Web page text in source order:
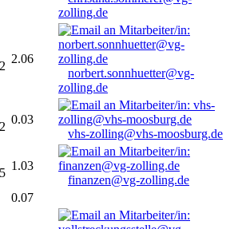
zolling.de
2.06
norbert.sonnhuetter@vg-
zolling.de
0.03
vhs-zolling@vhs-moosburg.de
1.03
finanzen@vg-zolling.de
0.07